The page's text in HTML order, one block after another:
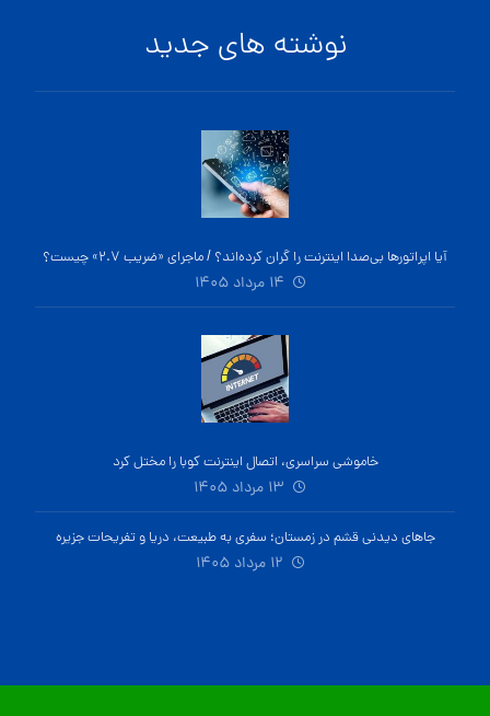
نوشته های جدید
آیا اپراتورها بی‌صدا اینترنت را گران کرده‌اند؟ / ماجرای «ضریب ۲.۷» چیست؟
۱۴ مرداد ۱۴۰۵
خاموشی سراسری، اتصال اینترنت کوبا را مختل کرد
۱۳ مرداد ۱۴۰۵
جاهای دیدنی قشم در زمستان؛ سفری به طبیعت، دریا و تفریحات جزیره
۱۲ مرداد ۱۴۰۵